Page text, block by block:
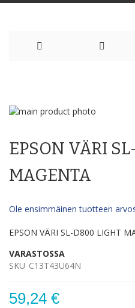
Content
Skip
end
the
images
the
of
the
gallery
EPSON VÄRI
MAGENTA
Ole ensimmäinen tuotteen
EPSON VÄRI SL-D800 LIGHT
VARASTOSSA
SKU C13T43U64N
59,24 €